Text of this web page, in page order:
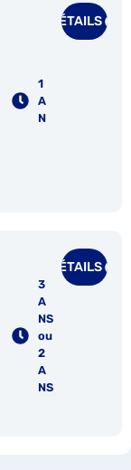
1
A
N
DÉTAILS
3
A
NS
ou
2
A
NS
DÉTAILS